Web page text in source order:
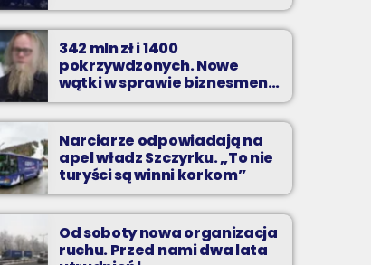
342 mln zł i 1400
pokrzywdzonych. Nowe
wątki w sprawie biznesmena
z Bielska-Białej
Narciarze odpowiadają na
apel władz Szczyrku. „To nie
turyści są winni korkom”
Od soboty nowa organizacja
ruchu. Przed nami dwa lata